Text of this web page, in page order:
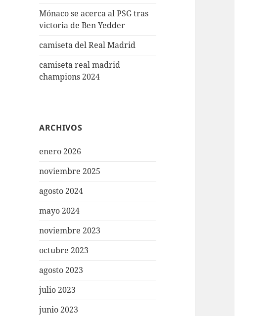
Mónaco se acerca al PSG tras
victoria de Ben Yedder
camiseta del Real Madrid
camiseta real madrid
champions 2024
ARCHIVOS
enero 2026
noviembre 2025
agosto 2024
mayo 2024
noviembre 2023
octubre 2023
agosto 2023
julio 2023
junio 2023